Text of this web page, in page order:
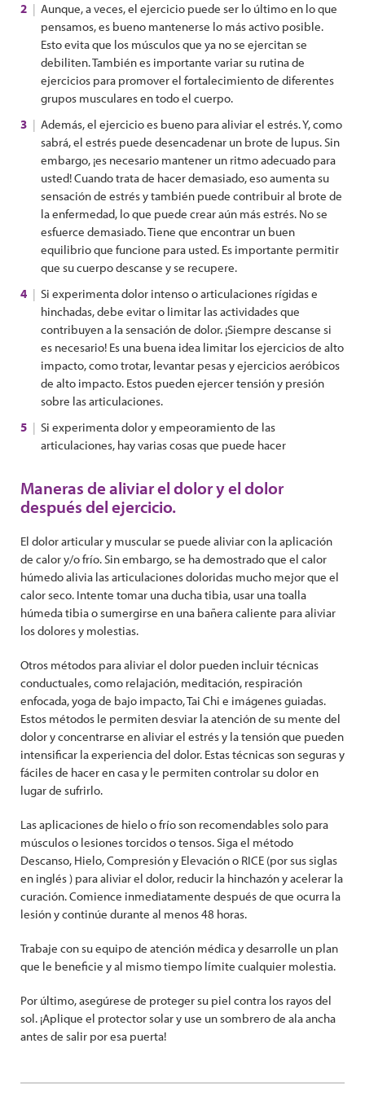
Aunque, a veces, el ejercicio puede ser lo último en lo que
pensamos, es bueno mantenerse lo más activo posible.
Esto evita que los músculos que ya no se ejercitan se
debiliten. También es importante variar su rutina de
ejercicios para promover el fortalecimiento de diferentes
grupos musculares en todo el cuerpo.
Además, el ejercicio es bueno para aliviar el estrés. Y, como
sabrá, el estrés puede desencadenar un brote de lupus. Sin
embargo, ¡es necesario mantener un ritmo adecuado para
usted! Cuando trata de hacer demasiado, eso aumenta su
sensación de estrés y también puede contribuir al brote de
la enfermedad, lo que puede crear aún más estrés. No se
esfuerce demasiado. Tiene que encontrar un buen
equilibrio que funcione para usted. Es importante permitir
que su cuerpo descanse y se recupere.
Si experimenta dolor intenso o articulaciones rígidas e
hinchadas, debe evitar o limitar las actividades que
contribuyen a la sensación de dolor. ¡Siempre descanse si
es necesario! Es una buena idea limitar los ejercicios de alto
impacto, como trotar, levantar pesas y ejercicios aeróbicos
de alto impacto. Estos pueden ejercer tensión y presión
sobre las articulaciones.
Si experimenta dolor y empeoramiento de las
articulaciones, hay varias cosas que puede hacer
Maneras de aliviar el dolor y el dolor
después del ejercicio.
El dolor articular y muscular se puede aliviar con la aplicación
de calor y/o frío. Sin embargo, se ha demostrado que el calor
húmedo alivia las articulaciones doloridas mucho mejor que el
calor seco. Intente tomar una ducha tibia, usar una toalla
húmeda tibia o sumergirse en una bañera caliente para aliviar
los dolores y molestias.
Otros métodos para aliviar el dolor pueden incluir técnicas
conductuales, como relajación, meditación, respiración
enfocada, yoga de bajo impacto, Tai Chi e imágenes guiadas.
Estos métodos le permiten desviar la atención de su mente del
dolor y concentrarse en aliviar el estrés y la tensión que pueden
intensificar la experiencia del dolor. Estas técnicas son seguras y
fáciles de hacer en casa y le permiten controlar su dolor en
lugar de sufrirlo.
Las aplicaciones de hielo o frío son recomendables solo para
músculos o lesiones torcidos o tensos. Siga el método
Descanso, Hielo, Compresión y Elevación o RICE (por sus siglas
en inglés ) para aliviar el dolor, reducir la hinchazón y acelerar la
curación. Comience inmediatamente después de que ocurra la
lesión y continúe durante al menos 48 horas.
Trabaje con su equipo de atención médica y desarrolle un plan
que le beneficie y al mismo tiempo límite cualquier molestia.
Por último, asegúrese de proteger su piel contra los rayos del
sol. ¡Aplique el protector solar y use un sombrero de ala ancha
antes de salir por esa puerta!